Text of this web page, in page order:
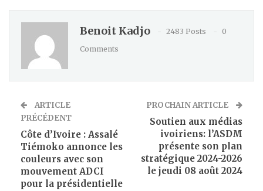
Benoit Kadjo 2483 Posts
0
Comments
ARTICLE
PRÉCÉDENT
Côte d’Ivoire : Assalé
Tiémoko annonce les
couleurs avec son
mouvement ADCI
pour la présidentielle
PROCHAIN ARTICLE
Soutien aux médias
ivoiriens: l’ASDM
présente son plan
stratégique 2024-2026
le jeudi 08 août 2024